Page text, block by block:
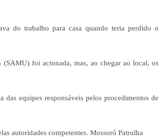
do trabalho para casa quando teria perdido o
foi acionada, mas, ao chegar ao local, os
equipes responsáveis pelos procedimentos de
autoridades competentes. Mossoró Patrulha